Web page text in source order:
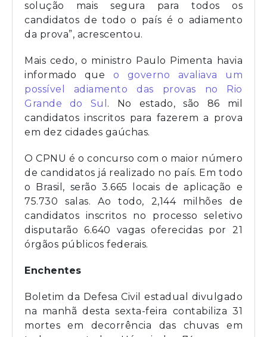
solução mais segura para todos os
candidatos de todo o país é o adiamento
da prova”, acrescentou.
Mais cedo, o ministro Paulo Pimenta havia
informado que o governo avaliava um
possível adiamento das provas no Rio
Grande do Sul . No estado, são 86 mil
candidatos inscritos para fazerem a prova
em dez cidades gaúchas.
O CPNU é o concurso com o maior número
de candidatos já realizado no país. Em todo
o Brasil, serão 3.665 locais de aplicação e
75.730 salas. Ao todo, 2,144 milhões de
candidatos inscritos no processo seletivo
disputarão 6.640 vagas oferecidas por 21
órgãos públicos federais.
Enchentes
Boletim da Defesa Civil estadual divulgado
na manhã desta sexta-feira contabiliza 31
mortes em decorrência das chuvas em